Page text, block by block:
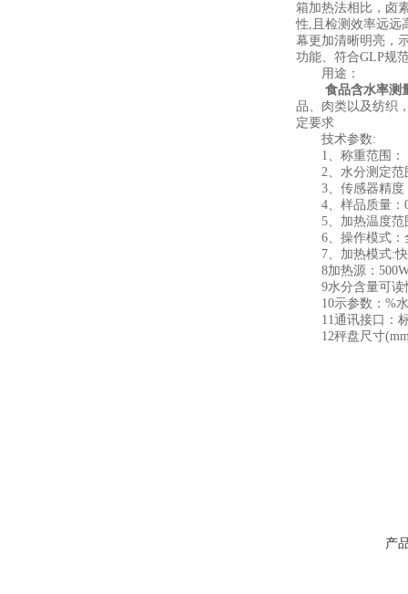
箱加热法相比，卤
性,且检测效率远远
幕更加清晰明亮，
功能、符合GLP规
用途：
食品含水率测
品、肉类以及纺织
定要求
技术参数:
1、称重范围：
2、水分测定范围
3、传感器精度
4、样品质量：
5、加热温度范
6、操作模式：
7、加热模式:快
8加热源：
9水分含量可读
10示参数：%水
11通讯接口：标
12秤盘尺寸
产